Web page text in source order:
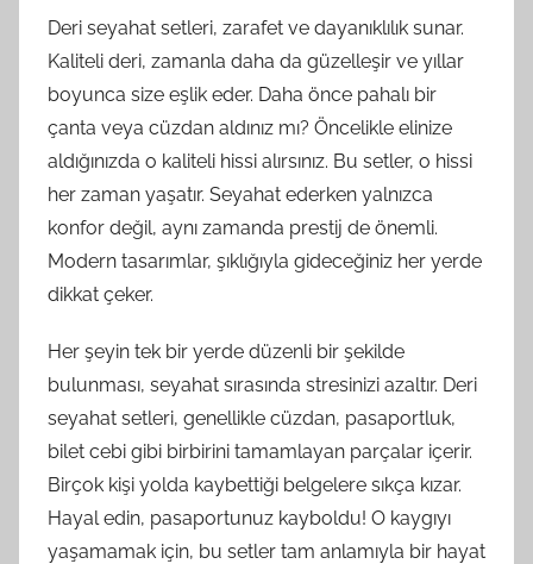
Deri seyahat setleri, zarafet ve dayanıklılık sunar.
Kaliteli deri, zamanla daha da güzelleşir ve yıllar
boyunca size eşlik eder. Daha önce pahalı bir
çanta veya cüzdan aldınız mı? Öncelikle elinize
aldığınızda o kaliteli hissi alırsınız. Bu setler, o hissi
her zaman yaşatır. Seyahat ederken yalnızca
konfor değil, aynı zamanda prestij de önemli.
Modern tasarımlar, şıklığıyla gideceğiniz her yerde
dikkat çeker.
Her şeyin tek bir yerde düzenli bir şekilde
bulunması, seyahat sırasında stresinizi azaltır. Deri
seyahat setleri, genellikle cüzdan, pasaportluk,
bilet cebi gibi birbirini tamamlayan parçalar içerir.
Birçok kişi yolda kaybettiği belgelere sıkça kızar.
Hayal edin, pasaportunuz kayboldu! O kaygıyı
yaşamamak için, bu setler tam anlamıyla bir hayat